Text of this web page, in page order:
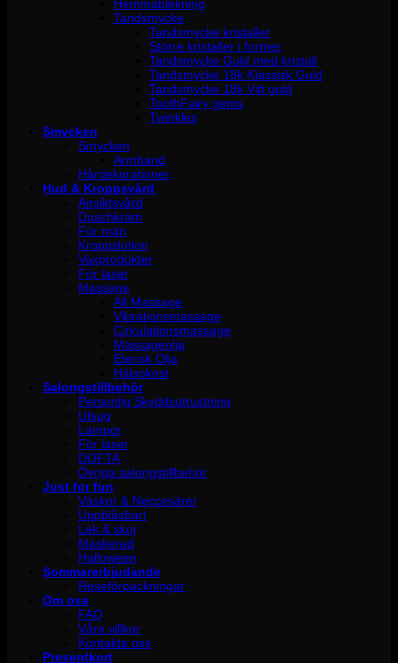
Hemmablekning
Tandsmycke
Tandsmycke kristaller
Större kristaller i former
Tandsmycke Guld med kristall
Tandsmycke 18k Klassisk Guld
Tandsmycke 18k Vitt guld
ToothFairy gems
Twinkles
Smycken
Smycken
Armband
Hårdekorationer
Hud & Kroppsvård
Ansiktsvård
Duschkräm
För män
Kroppslotion
Vaxprodukter
För laser
Massage
All Massage
Vibrationsmassage
Cirkulationsmassage
Massageolja
Eterisk Olja
Hälsokost
Salongstillbehör
Personlig Skyddsutrustning
Utsug
Lampor
För laser
DOFTA
Övriga salongstillbehör
Just for fun
Väskor & Neccesärer
Uppblåsbart
Lek & skoj
Maskerad
Halloween
Sommarerbjudande
Reseförpackningar
Om oss
FAQ
Våra villkor
Kontakta oss
Presentkort